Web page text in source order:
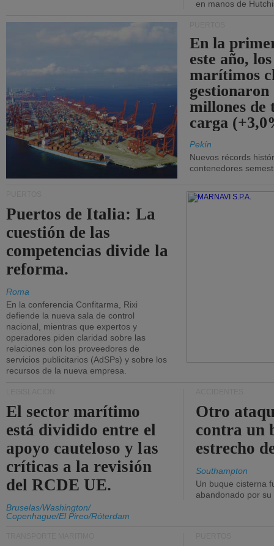
en manos de
En la
este año,
marítimos
gestionaron
millones de
carga
Pekín
Nuevos récords
contenedores
Puertos de Italia: La
cuestión de las
competencias divide la
reforma.
Roma
En la conferencia Confitarma, Rixi
defiende la nueva sala de control
nacional, mientras que expertos y
operadores piden claridad sobre las
relaciones con los proveedores de
servicios publicitarios (AdSPs) y sobre los
recursos de la nueva empresa.
El sector marítimo
está dividido entre el
apoyo cauteloso y las
críticas a la revisión
del RCDE UE.
Bruselas/Washington/
Copenhague/El Pireo/Róterdam
Otro
contra un
estrecho
Southampton
Un buque cisterna
abandonado por su